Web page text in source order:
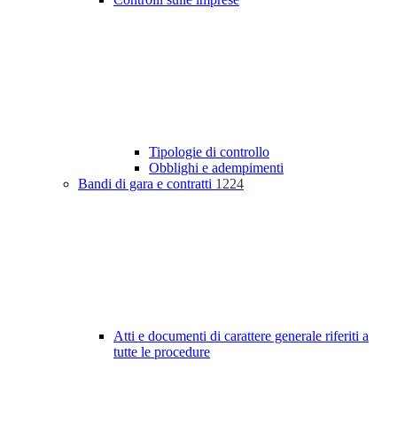
Tipologie di controllo
Obblighi e adempimenti
Bandi di gara e contratti 1224
Atti e documenti di carattere generale riferiti a
tutte le procedure